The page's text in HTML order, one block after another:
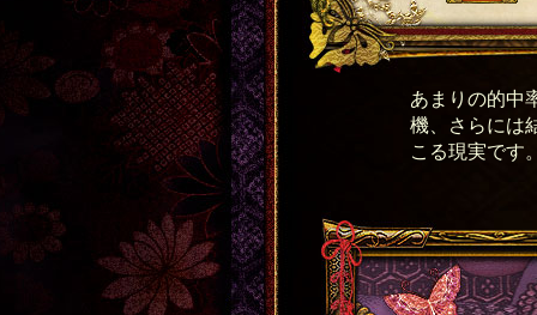
あまりの的中
機、さらには
こる現実です